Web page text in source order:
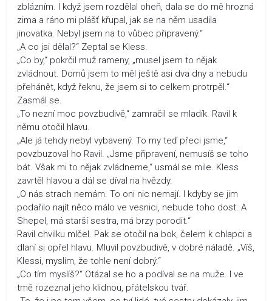
zblázním. I když jsem rozdělal oheň, dala se do mě hrozná
zima a ráno mi plášť křupal, jak se na něm usadila
jinovatka. Nebyl jsem na to vůbec připravený.“
„A co jsi dělal?“ Zeptal se Kless.
„Co by,“ pokrčil muž rameny, „musel jsem to nějak
zvládnout. Domů jsem to měl ještě asi dva dny a nebudu
přehánět, když řeknu, že jsem si to celkem protrpěl.“
Zasmál se.
„To nezní moc povzbudivě,“ zamračil se mladík. Ravil k
němu otočil hlavu.
„Ale já tehdy nebyl vybavený. To my teď přeci jsme,“
povzbuzoval ho Ravil. „Jsme připravení, nemusíš se toho
bát. Však mi to nějak zvládneme,“ usmál se mile. Kless
zavrtěl hlavou a dál se díval na hvězdy.
„O nás strach nemám. To oni nic nemají. I kdyby se jim
podařilo najít něco málo ve vesnici, nebude toho dost. A
Shepel, má starší sestra, má brzy porodit.“
Ravil chvilku mlčel. Pak se otočil na bok, čelem k chlapci a
dlaní si opřel hlavu. Mluvil povzbudivě, v dobré náladě. „Víš,
Klessi, myslím, že tohle není dobrý.“
„Co tím myslíš?“ Otázal se ho a podíval se na muže. I ve
tmě rozeznal jeho klidnou, přátelskou tvář.